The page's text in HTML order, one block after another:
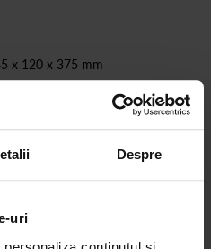
Despre
uri
x 120 x 375 mm
1050 W
230 V/50 Hz
și lung